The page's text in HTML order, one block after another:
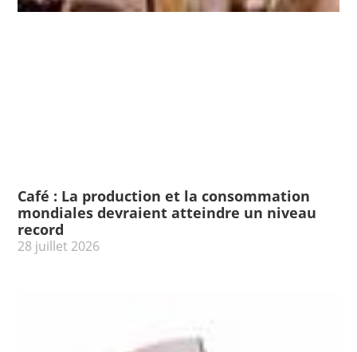
Café : La production et la consommation
mondiales devraient atteindre un niveau
record
28 juillet 2026